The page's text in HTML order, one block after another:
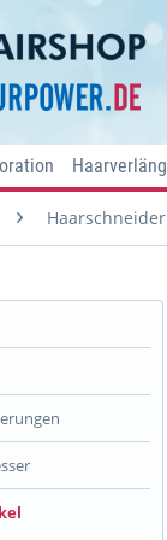
Haarschneider